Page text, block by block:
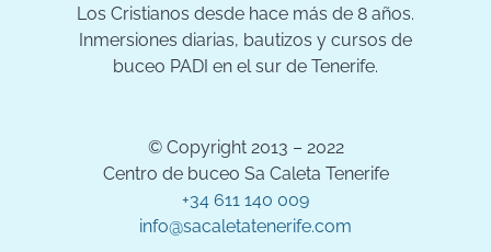
Los Cristianos desde hace más de 8 años.
Inmersiones diarias, bautizos y cursos de
buceo PADI en el sur de Tenerife.
© Copyright 2013 – 2022
Centro de buceo Sa Caleta Tenerife
+34 611 140 009
info@sacaletatenerife.com